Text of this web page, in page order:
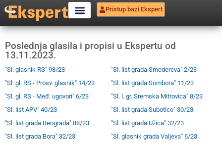
Pristup bazi Ekspert
Poslednja glasila i propisi u Ekspertu od
13.11.2023.
"Sl. glasnik RS" 98/23
"Sl. gl. RS - Prosv. glasnik" 14/23
"Sl. gl. RS - Međ. ugovori" 6/23
"Sl. list APV" 40/23
"Sl. list grada Beograda" 88/23
"Sl. list grada Bora" 32/23
"Sl. list grada Smedereva" 2/23
"Sl. list grada Sombora" 11/23
"Sl. l. gr. Sremska Mitrovica" 8/23
"Sl. list grada Subotice" 30/23
"Sl. list grada Užica" 32/23
"Sl. glasnik grada Valjeva" 6/23